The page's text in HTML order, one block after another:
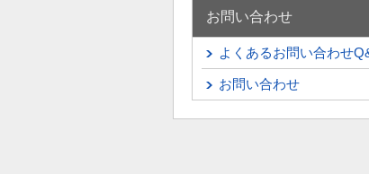
お問い合わせ
よくあるお問い合わせ
お問い合わせ